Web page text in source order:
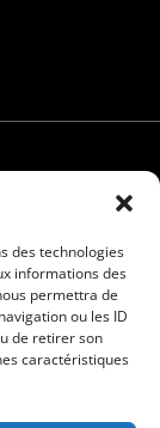
des technologies
informations des
permettra de
ou les ID
de retirer son
caractéristiques